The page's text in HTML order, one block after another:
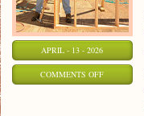
APRIL - 13 - 2026
COMMENTS OFFON